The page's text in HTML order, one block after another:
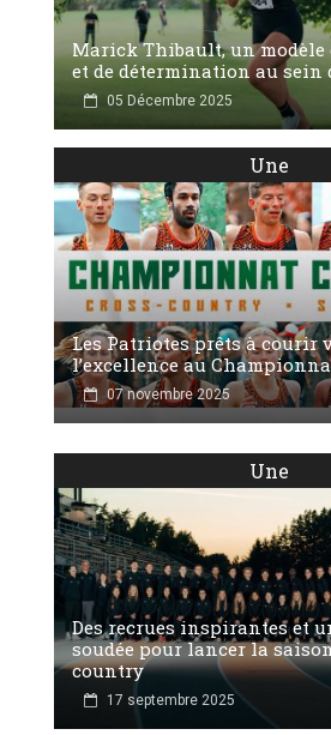
Marick Thibault, un modèle
et de détermination au sein
05 Décembre 2025
Une
Les Patriotes prêts à courir
l’excellence au
07 novembre 2025
Une
Des recrues inspirantes et
soudée pour lancer la
country
17 septembre 2025